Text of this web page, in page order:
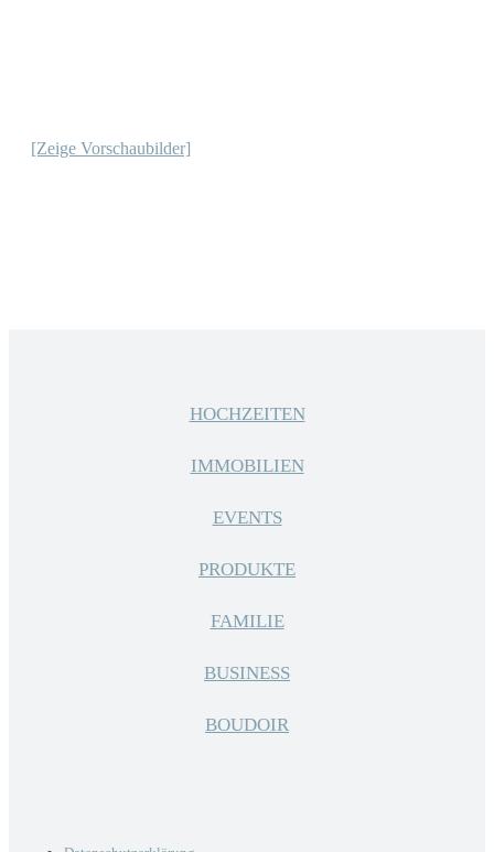
[Zeige Vorschaubilder]
HOCHZEITEN
IMMOBILIEN
EVENTS
PRODUKTE
FAMILIE
BUSINESS
BOUDOIR